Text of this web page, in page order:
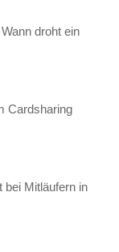
droht ein
Cardsharing
bei Mitläufern in